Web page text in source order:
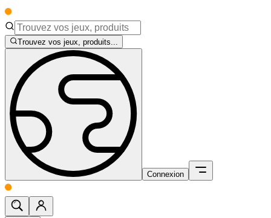
Trouvez vos jeux, produits...
Connexion